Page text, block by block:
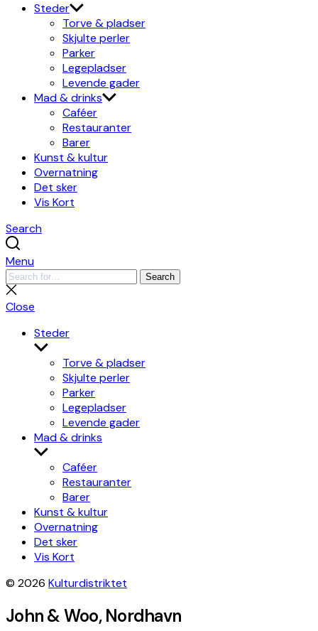
Steder
Torve & pladser
Skjulte perler
Parker
Legepladser
Levende gader
Mad & drinks
Caféer
Restauranter
Barer
Kunst & kultur
Overnatning
Det sker
Vis Kort
Search
Menu
Search
for:
Search
Close
search
Close
Steder
Show
sub
menu
Torve & pladser
Skjulte perler
Parker
Legepladser
Levende gader
Mad & drinks
Show
sub
menu
Caféer
Restauranter
Barer
Kunst & kultur
Overnatning
Det sker
Vis Kort
© 2026 Kulturdistriktet
John & Woo, Nordhavn
Leaflet |© OpenStreetMapcontributors, Tiles style by